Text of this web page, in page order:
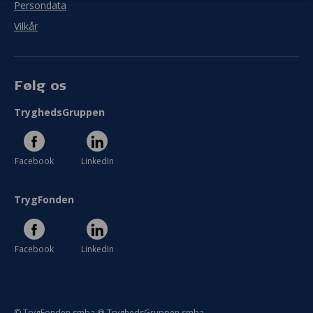
Persondata
Vilkår
Følg os
TryghedsGruppen
Facebook LinkedIn
TrygFonden
Facebook LinkedIn